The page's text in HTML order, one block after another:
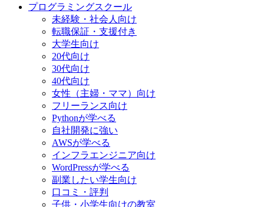
プログラミングスクール
未経験・社会人向け
転職保証・支援付き
大学生向け
20代向け
30代向け
40代向け
女性（主婦・ママ）向け
フリーランス向け
Pythonが学べる
自社開発に強い
AWSが学べる
インフラエンジニア向け
WordPressが学べる
副業したい学生向け
口コミ・評判
子供・小学生向けの教室